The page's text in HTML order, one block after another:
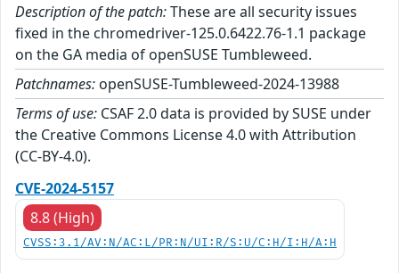
Description of the patch:These are all security issues
fixed in the chromedriver-125.0.6422.76-1.1 package
on the GA media of openSUSE Tumbleweed.
Patchnames: openSUSE-Tumbleweed-2024-13988
Terms of use: CSAF 2.0 data is provided by SUSE under
the Creative Commons License 4.0 with Attribution
(CC-BY-4.0).
CVE-2024-5157
8.8 (High)
CVSS:3.1/AV:N/AC:L/PR:N/UI:R/S:U/C:H/I:H/A:H